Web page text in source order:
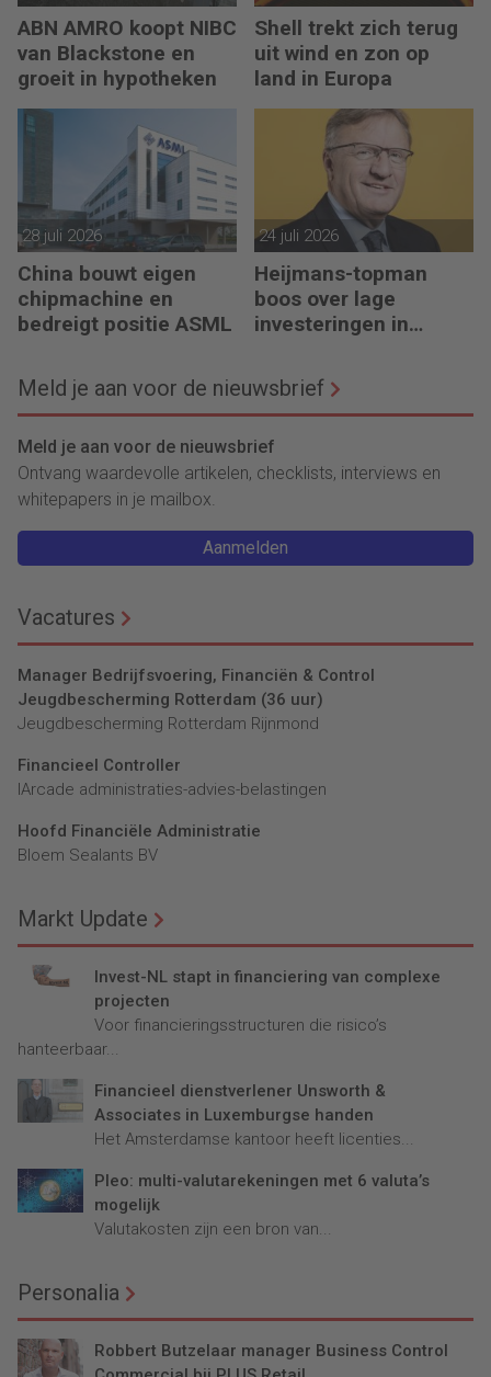
ABN AMRO koopt NIBC
van Blackstone en
groeit in hypotheken
Shell trekt zich terug
uit wind en zon op
land in Europa
28 juli 2026
China bouwt eigen
chipmachine en
bedreigt positie ASML
24 juli 2026
Heijmans-topman
boos over lage
investeringen in
Meld je aan voor de nieuwsbrief
Meld je aan voor de nieuwsbrief
Ontvang waardevolle artikelen, checklists, interviews en
whitepapers in je mailbox.
Aanmelden
Vacatures
Manager Bedrijfsvoering, Financiën & Control
Jeugdbescherming Rotterdam (36 uur)
Jeugdbescherming Rotterdam Rijnmond
Financieel Controller
lArcade administraties-advies-belastingen
Hoofd Financiële Administratie
Bloem Sealants BV
Markt Update
Invest-NL stapt in financiering van complexe
projecten
Voor financieringsstructuren die risico’s
hanteerbaar...
Financieel dienstverlener Unsworth &
Associates in Luxemburgse handen
Het Amsterdamse kantoor heeft licenties...
Pleo: multi-valutarekeningen met 6 valuta’s
mogelijk
Valutakosten zijn een bron van...
Personalia
Robbert Butzelaar manager Business Control